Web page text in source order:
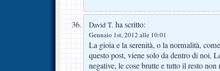
David T. ha scritto:
Gennaio 1st, 2012 alle 10:01
La gioia e la serenità, o la normalità,
questo post, viene solo da dentro di noi.
negative, le cose brutte e tutto il resto